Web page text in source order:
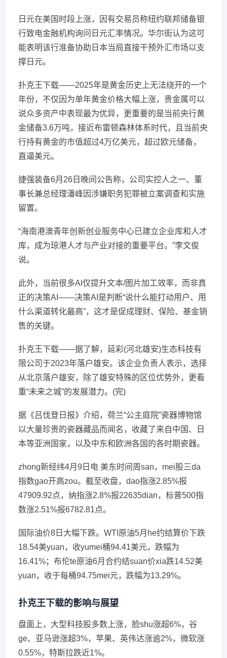
日元在美国时段上涨，因有交易员称纽约联邦储备银
行致电金融机构询问日元汇率情况。华尔街认为这可
能表明该行准备协助日本当局直接干预外汇市场以支
撑日元。
扑克王下载——2025年是黄金历史上无法绕开的一个
年份，不仅因为单年黄金价格大幅上涨，贵金属可以
说众多资产中表现最为优异，更重要的是当前央行黄
金储备3.6万吨，接近布雷顿森林体系时代，且当前央
行持有黄金的市值超过4万亿美元，超过欧元储备，
直逼美元。
捷强装备6月26日晚间公告称，公司实控人之一、董
事长兼总经理潘峰因涉嫌职务犯罪被立案调查和实施
留置。
“海南港澳青年创新创业服务中心已建立企业库和人才
库，成为琼港人才与产业对接的重要平台。”李文俊
说。
此外，当前很多AI仅提升文本/图片加工效率，而非真
正的决策AI——决策AI是判断“说什么能打动用户、用
什么渠道转化最高”，这才是促成理财、保险、基金销
售的关键。
扑克王下载——据了解，延彩(河北雄安)生态科技有
限公司于2023年落户雄安。该企业负责人表示，选择
从北京落户雄安，除了雄安特殊的区位优势外，更看
重“未来之城”的发展潜力。(完)
据《吕伐登日报》介绍，荷兰“公主庭院”瓷器博物馆
以大量珍贵的瓷器藏品而闻名，收藏了来自中国、日
本等亚洲国家，以及中东和欧洲各国的各时期瓷器。
zhong新经纬4月9日电 美东时间周san，mei股三da
指数gao开高zou。截至收盘，dao指涨2.85%报
47909.92点，纳指涨2.8%报22635dian，标普500指
数涨2.51%报6782.81点。
国际油价8日大幅下跌。WTI原油5月he约结算价下跌
18.54美yuan，收yumei桶94.41美元，跌幅为
16.41%；布伦te原油6月合约结suan价xia跌14.52美
yuan，收于每桶94.75mei元，跌幅为13.29%。
扑克王下载的影响与展望
盘面上，大型科技股多数上涨，脸shu涨超6%，谷
ge、亚马逊涨超3%，苹果、英伟达涨逾2%，微软涨
0.55%，特斯拉跌近1%。